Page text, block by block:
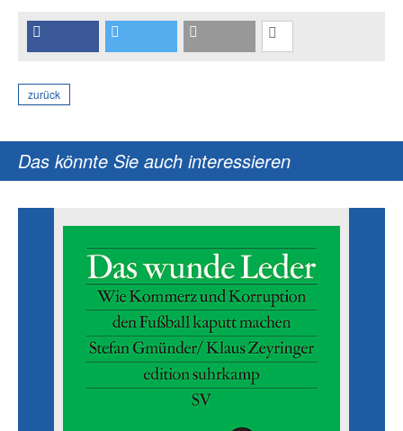
zurück
Das könnte Sie auch interessieren